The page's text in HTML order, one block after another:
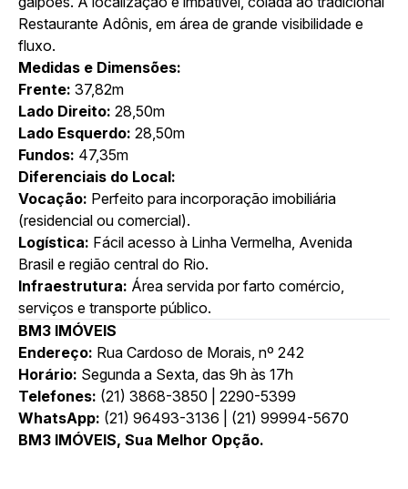
Restaurante Adônis, em área de grande visibilidade e
fluxo.
Medidas e Dimensões:
Frente: 37,82m
Lado Direito: 28,50m
Lado Esquerdo: 28,50m
Fundos: 47,35m
Diferenciais do Local:
Vocação: Perfeito para incorporação imobiliária
(residencial ou comercial).
Logística: Fácil acesso à Linha Vermelha, Avenida
Brasil e região central do Rio.
Infraestrutura: Área servida por farto comércio,
serviços e transporte público.
BM3 IMÓVEIS
Endereço: Rua Cardoso de Morais, nº 242
Horário: Segunda a Sexta, das 9h às 17h
Telefones: (21) 3868-3850 | 2290-5399
WhatsApp: (21) 96493-3136 | (21) 99994-5670
BM3 IMÓVEIS, Sua Melhor Opção.